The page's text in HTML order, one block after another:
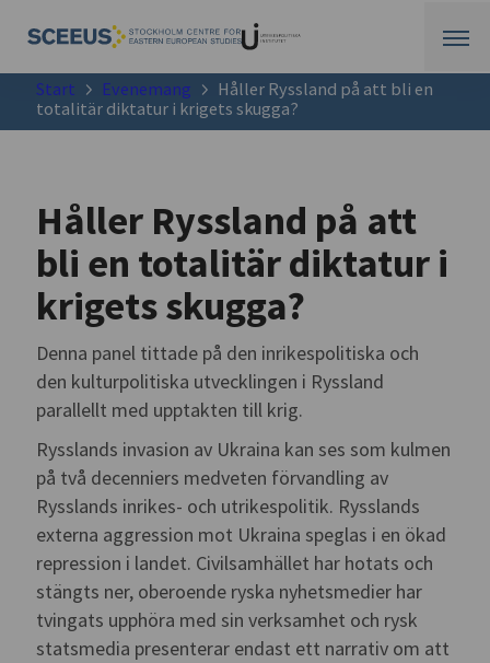
Start Evenemang
Håller Ryssland på att bli en
totalitär diktatur i krigets skugga?
Håller Ryssland på att
bli en totalitär diktatur i
krigets skugga?
Denna panel tittade på den inrikespolitiska och
den kulturpolitiska utvecklingen i Ryssland
parallellt med upptakten till krig.
Rysslands invasion av Ukraina kan ses som kulmen
på två decenniers medveten förvandling av
Rysslands inrikes- och utrikespolitik. Rysslands
externa aggression mot Ukraina speglas i en ökad
repression i landet. Civilsamhället har hotats och
stängts ner, oberoende ryska nyhetsmedier har
tvingats upphöra med sin verksamhet och rysk
statsmedia presenterar endast ett narrativ om att